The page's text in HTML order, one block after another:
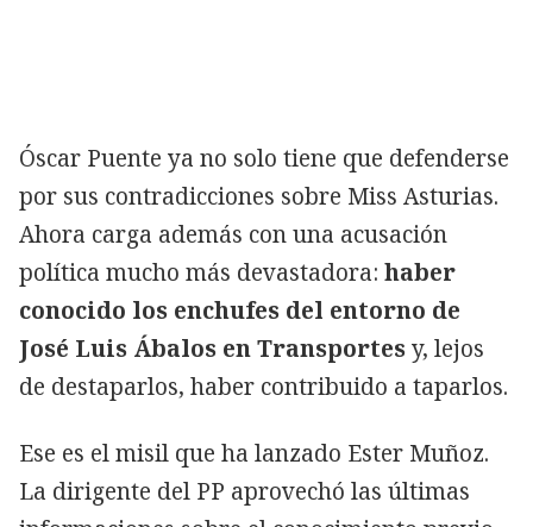
Óscar Puente ya no solo tiene que defenderse
por sus contradicciones sobre Miss Asturias.
Ahora carga además con una acusación
política mucho más devastadora: haber
conocido los enchufes del entorno de
José Luis Ábalos en Transportesy, lejos
de destaparlos, haber contribuido a taparlos.
Ese es el misil que ha lanzado Ester Muñoz.
La dirigente del PP aprovechó las últimas